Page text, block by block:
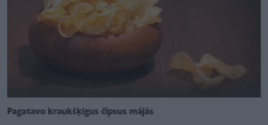
Pagatavo kraukšķīgus čipsus mājās